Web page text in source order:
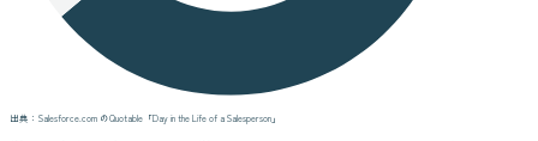
出典：Salesforce.com のQuotable「Day in the Life of a Salesperson」